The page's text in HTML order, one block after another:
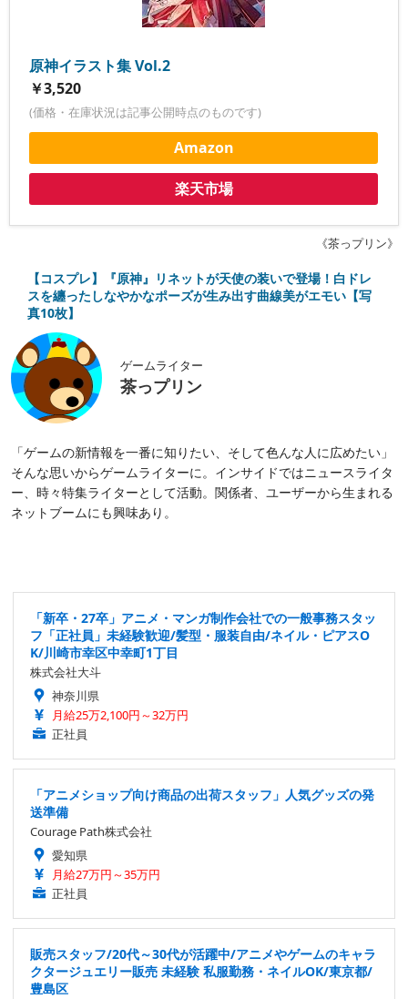
原神イラスト集 Vol.2
￥3,520
(価格・在庫状況は記事公開時点のものです)
Amazon
楽天市場
《茶っプリン》
【コスプレ】『原神』リネットが天使の装いで登場！白ドレ
スを纏ったしなやかなポーズが生み出す曲線美がエモい【写
真10枚】
ゲームライター
茶っプリン
「ゲームの新情報を一番に知りたい、そして色んな人に広めたい」
そんな思いからゲームライターに。インサイドではニュースライタ
ー、時々特集ライターとして活動。関係者、ユーザーから生まれる
ネットブームにも興味あり。
「新卒・27卒」アニメ・マンガ制作会社での一般事務スタッ
フ「正社員」未経験歓迎/髪型・服装自由/ネイル・ピアスO
K/川崎市幸区中幸町1丁目
株式会社大斗
神奈川県
月給25万2,100円～32万円
正社員
「アニメショップ向け商品の出荷スタッフ」人気グッズの発
送準備
Courage Path株式会社
愛知県
月給27万円～35万円
正社員
販売スタッフ/20代～30代が活躍中/アニメやゲームのキャラ
クタージュエリー販売 未経験 私服勤務・ネイルOK/東京都/
豊島区